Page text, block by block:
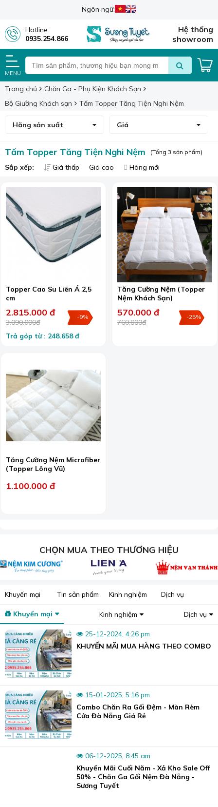
Ngôn ngữ:
Hotline
0935.254.866
Hệ thống
showroom
MENU
Trang chủ
Chăn Ga - Phụ Kiện Khách Sạn
Bộ Giường Khách sạn
Tấm Topper Tăng Tiện Nghi Nệm
Hãng sản xuất Giá
Tấm Topper Tăng Tiện Nghi Nệm (Tổng 3 sản phẩm)
Sắp xếp: Giá thấp Giá cao Hàng mới
Topper Cao Su Liên Á 2,5
cm
2.815.000 đ
3.090.000đ
-9%
Trả góp từ : 248.658 đ
Tăng Cường Nệm (Topper
Nệm Khách Sạn)
570.000 đ
760.000đ
-25%
Tăng Cường Nệm Microfiber
(Topper Lông Vũ)
1.100.000 đ
CHỌN MUA THEO THƯƠNG HIỆU
Khuyến mại Tin sản phẩm Kinh nghiệm Dịch vụ
Khuyến mại Kinh nghiệm Dịch vụ
25-12-2024, 4:26 pm
KHUYẾN MÃI MUA HÀNG THEO COMBO
15-01-2025, 5:16 pm
Combo Chăn Ra Gối Đệm - Màn Rèm
Cửa Đà Nẵng Giá Rẻ
06-12-2025, 8:45 am
Khuyến Mãi Cuối Năm - Xả Kho Sale Off
50% - Chăn Ga Gối Nệm Đà Nẵng -
Sương Tuyết